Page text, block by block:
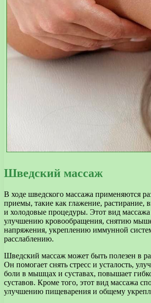
Шведский массаж
В ходе шведского массажа применяются
приемы, такие как глажение, растирание,
и холодовые процедуры. Этот вид массажа
улучшению кровообращения, снятию
напряжения, укреплению иммунной
расслаблению.
Шведский массаж может быть полезен в
Он помогает снять стресс и усталость,
боли в мышцах и суставах, повышает
суставов. Кроме того, этот вид массажа
улучшению пищеварения и общему